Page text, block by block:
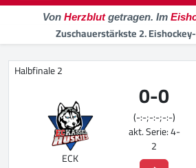
Von Herzblutgetragen. Im
Zuschauerstärkste 2.
Halbfinale 2
ECK
0-0
(-:-;-:-;-:-)
akt. Serie: 4-
2